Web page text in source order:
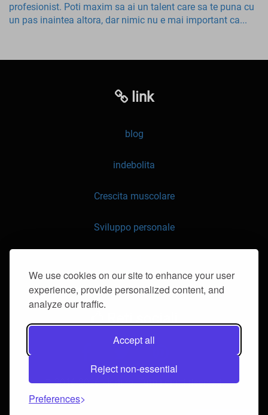
We use cookies on our site to enhance your user
experience, provide personalized content, and
analyze our traffic.
Accept all
Reject non-essential
Preferences
profesionist. Poti maxim sa ai un talent care sa te puna cu
un pas inaintea altora, dar nimic nu e mai important ca...
link
blog
indebolita
Crescita muscolare
Sviluppo personale
Contattaci
© 2016-2026 klorii.ro. Tutti i diritti riservati.